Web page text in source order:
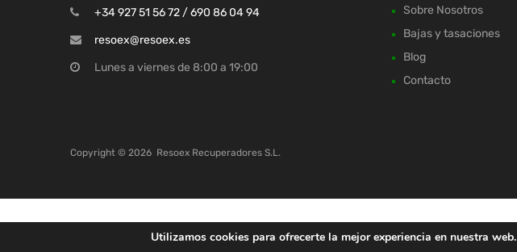
+34 927 51 56 72 / 690 86 04 94
resoex@resoex.es
Lunes a viernes de 8:00 a 19:00
Sobre Nosotros
Bajas y tasaciones
Blog
Contacto
Copyright © 2026 Resoex Recuperadores S.L.
Utilizamos cookies para ofrecerte la mejor experiencia en nuestra web.